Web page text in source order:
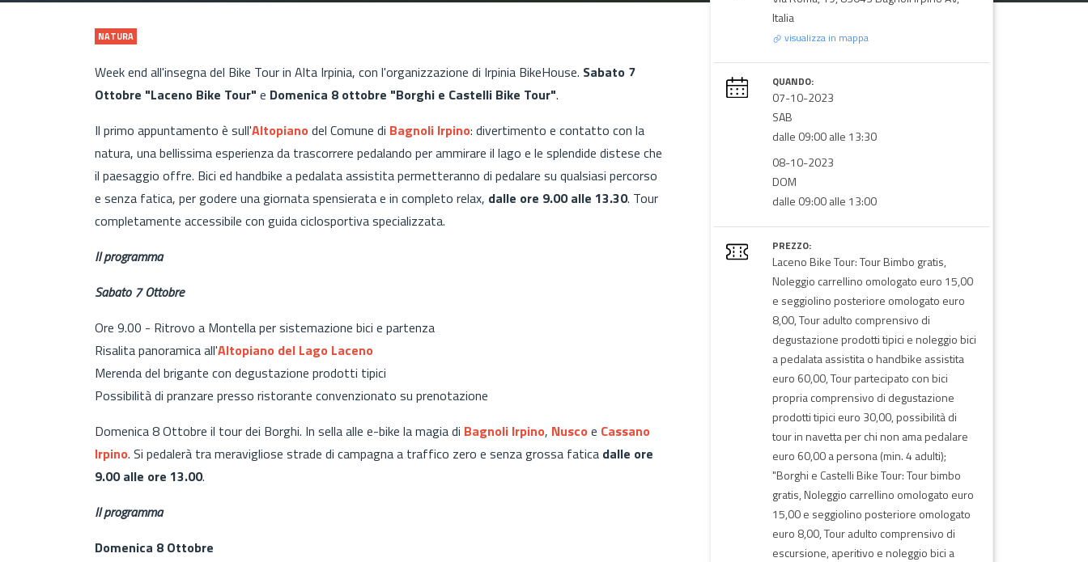
NATURA
Week end all'insegna del Bike Tour in Alta Irpinia, con l'organizzazione di Irpinia BikeHouse. Sabato 7
Ottobre "Laceno Bike Tour" e Domenica 8 ottobre "Borghi e Castelli Bike Tour".
Il primo appuntamento è sull'Altopiano del Comune di Bagnoli Irpino: divertimento e contatto con la
natura, una bellissima esperienza da trascorrere pedalando per ammirare il lago e le splendide distese che
il paesaggio offre. Bici ed handbike a pedalata assistita permetteranno di pedalare su qualsiasi percorso
e senza fatica, per godere una giornata spensierata e in completo relax, dalle ore 9.00 alle 13.30. Tour
completamente accessibile con guida ciclosportiva specializzata.
Il programma
Sabato 7 Ottobre
Ore 9.00 - Ritrovo a Montella per sistemazione bici e partenza
Risalita panoramica all'Altopiano del Lago Laceno
Merenda del brigante con degustazione prodotti tipici
Possibilità di pranzare presso ristorante convenzionato su prenotazione
Domenica 8 Ottobre il tour dei Borghi. In sella alle e-bike la magia di Bagnoli Irpino, Nusco e Cassano
Irpino. Si pedalerà tra meravigliose strade di campagna a traffico zero e senza grossa fatica dalle ore
9.00 alle ore 13.00.
Il programma
Domenica 8 Ottobre
Italia
visualizza in mappa
QUANDO:
07-10-2023
SAB
dalle 09:00 alle 13:30
08-10-2023
DOM
dalle 09:00 alle 13:00
PREZZO:
Laceno Bike Tour: Tour Bimbo gratis,
Noleggio carrellino omologato euro 15,00
e seggiolino posteriore omologato euro
8,00, Tour adulto comprensivo di
degustazione prodotti tipici e noleggio bici
a pedalata assistita o handbike assistita
euro 60,00, Tour partecipato con bici
propria comprensivo di degustazione
prodotti tipici euro 30,00, possibilità di
tour in navetta per chi non ama pedalare
euro 60,00 a persona (min. 4 adulti);
"Borghi e Castelli Bike Tour: Tour bimbo
gratis, Noleggio carrellino omologato euro
15,00 e seggiolino posteriore omologato
euro 8,00, Tour adulto comprensivo di
escursione, aperitivo e noleggio bici a